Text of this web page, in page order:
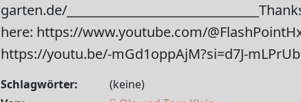
garten.de/
here: https://www.youtube.com/
https://youtu.be/-mGd1oppAjM?si=d7J-
Schlagwörter:
(keine)